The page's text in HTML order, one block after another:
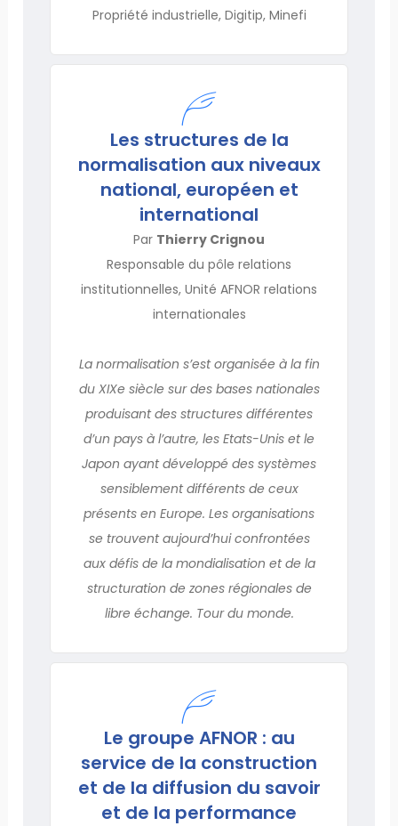
Propriété industrielle, Digitip, Minefi
Les structures de la
normalisation aux niveaux
national, européen et
international
Par Thierry Crignou
Responsable du pôle relations
institutionnelles, Unité AFNOR relations
internationales
La normalisation s’est organisée à la fin
du XIXe siècle sur des bases nationales
produisant des structures différentes
d’un pays à l’autre, les Etats-Unis et le
Japon ayant développé des systèmes
sensiblement différents de ceux
présents en Europe. Les organisations
se trouvent aujourd’hui confrontées
aux défis de la mondialisation et de la
structuration de zones régionales de
libre échange. Tour du monde.
Le groupe AFNOR : au
service de la construction
et de la diffusion du savoir
et de la performance